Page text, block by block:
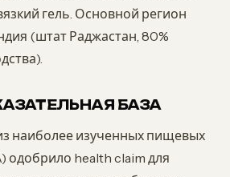
гель. Основной регион
(штат Раджастан, 80%
БАЗА
наиболее изученных пищевых
одобрило health claim для